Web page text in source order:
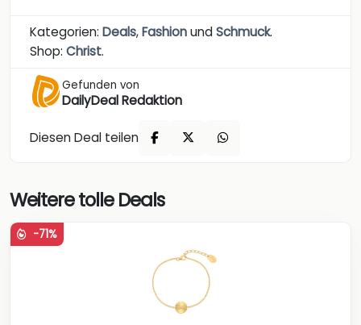
Kategorien: Deals,FashionundSchmuck.
Shop: Christ.
Gefunden von
DailyDeal Redaktion
Diesen Deal teilen
Weitere tolle Deals
-71%